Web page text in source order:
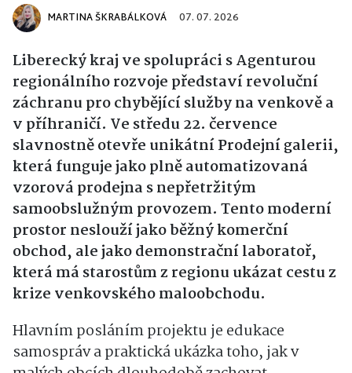
MARTINA ŠKRABÁLKOVÁ 07. 07. 2026
Liberecký kraj ve spolupráci s Agenturou
regionálního rozvoje představí revoluční
záchranu pro chybějící služby na venkově a
v příhraničí. Ve středu 22. července
slavnostně otevře unikátní Prodejní galerii,
která funguje jako plně automatizovaná
vzorová prodejna s nepřetržitým
samoobslužným provozem. Tento moderní
prostor neslouží jako běžný komerční
obchod, ale jako demonstrační laboratoř,
která má starostům z regionu ukázat cestu z
krize venkovského maloobchodu.
Hlavním posláním projektu je edukace
samospráv a praktická ukázka toho, jak v